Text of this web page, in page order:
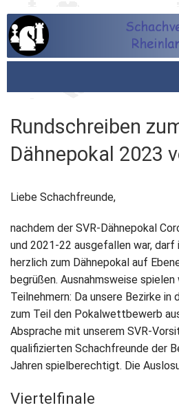
Schachjugend
Meistertafel
Fotos
Service
Newsletter
Kontakt
Impressum
Rundschreiben
Dähnepokal 2023
Liebe Schachfreunde,
nachdem der SVR-Dähnepokal
und 2021-22 ausgefallen war, darf
herzlich zum Dähnepokal auf
begrüßen. Ausnahmsweise
Teilnehmern: Da unsere Bezirke in
zum Teil den Pokalwettbewerb
Absprache mit unserem SVR-
qualifizierten Schachfreunde der
Jahren spielberechtigt. Die
Viertelfinale